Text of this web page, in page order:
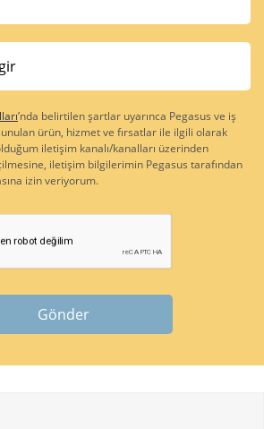
’nda belirtilen şartlar uyarınca Pegasus ve iş
ürün, hizmet ve fırsatlar ile ilgili olarak
iletişim kanalı/kanalları üzerinden
iletişim bilgilerimin Pegasus tarafından
izin veriyorum.
Gönder